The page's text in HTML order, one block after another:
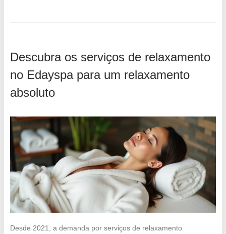
Descubra os serviços de relaxamento
no Edayspa para um relaxamento
absoluto
Desde 2021, a demanda por serviços de relaxamento